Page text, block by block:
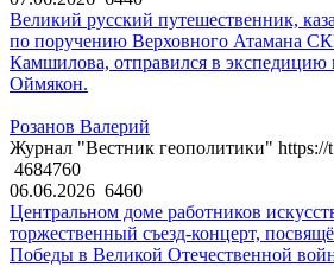
Великий русский путешественник,
по поручению Верховного Атамана
Камшилова, отправился в экспедицию
Оймякон.
Розанов Валерий
Журнал "Вестник геополитики" https://
4684760
06.06.2026 6460
Центральном доме работников
торжественный съезд-концерт,
Победы в Великой Отечественной